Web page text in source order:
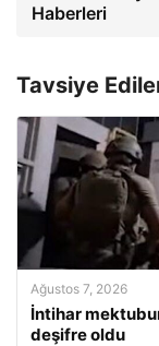
Haberleri
Tavsiye
Ağustos 7, 2026
İntihar
deşifre oldu